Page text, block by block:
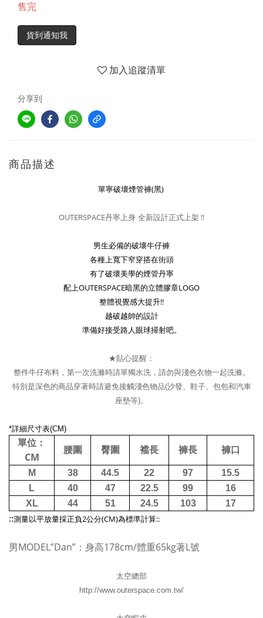
售完
貨到通知我
加入追蹤清單
分享到
商品描述
單寧破壞煙管褲(黑)
OUTERSPACE丹寧上身 全新設計正式上架 !!
男生必備的破壞牛仔褲
各種上寬下窄穿搭在街頭
有了破壞美學的煙管丹寧
配上OUTERSPACE暗黑的立體膠章LOGO
整體視覺感大提升!!
越破越帥的設計
準備好接受路人眼球掃射吧。
★貼心提醒 ：
整件牛仔布料，第一次洗滌時請單獨水洗，請勿與淺色衣物一起洗滌。
特別是深色的商品穿著時請避免接觸淺色物品(沙發、鞋子、包包和汽車
座墊等)。
*詳細尺寸表(CM)
單位：
CM
腰圍 臀圍 襠長 褲長 褲口
M 38 44.5 22 97
15.5
L
40 47 22.5 99
16
XL
44 51 24.5 103
17
::測量以平放量採正負2公分(CM)為標準計算::
男MODEL”Dan”：身高178cm/體重65kg著L號
太空總部
http://www.outerspace.com.tw/